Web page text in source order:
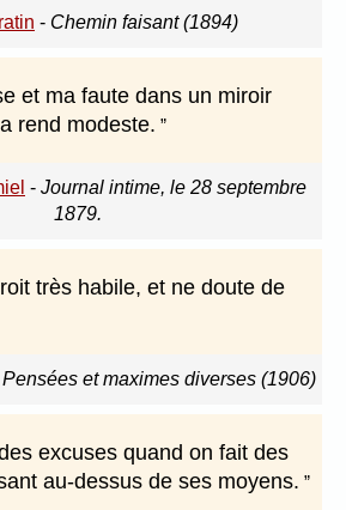
- Chemin faisant (1894)
et ma faute dans un miroir
rend modeste.
- Journal intime, le 28 septembre
1879.
très habile, et ne doute de
Pensées et maximes diverses (1906)
excuses quand on fait des
au-dessus de ses moyens.